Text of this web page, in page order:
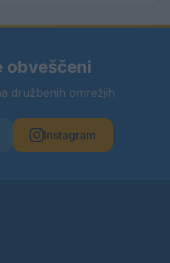
obveščeni
družbenih omrežjih
Instagram